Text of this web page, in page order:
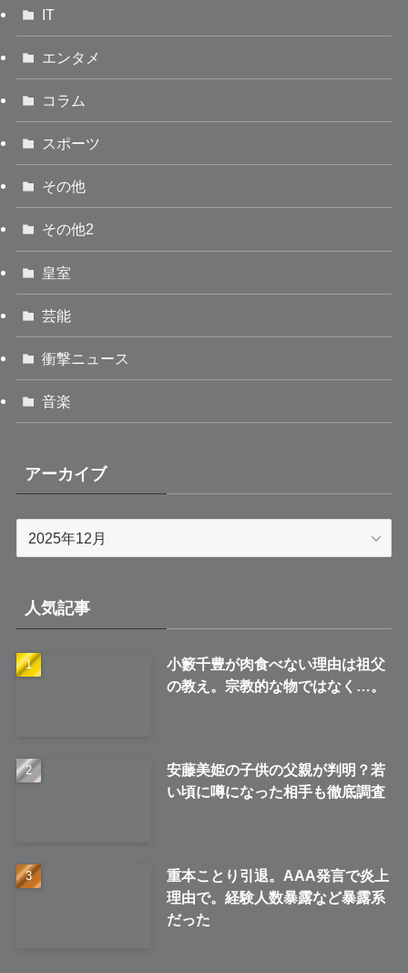
IT
エンタメ
コラム
スポーツ
その他
その他2
皇室
芸能
衝撃ニュース
音楽
アーカイブ
ブ
人気記事
小籔千豊が肉食べない理由は祖父
の教え。宗教的な物ではなく…。
安藤美姫の子供の父親が判明？若
い頃に噂になった相手も徹底調査
重本ことり引退。AAA発言で炎上
理由で。経験人数暴露など暴露系
だった